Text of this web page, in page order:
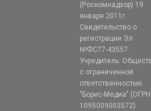
(Роскомнадзор) 19
января 2011г.
Свидетельство о
регистрации Эл
№ФС77-43557.
Учредитель:
с ограниченной
ответственностью
"Борис-Медиа" (ОГРН
1095009003572)